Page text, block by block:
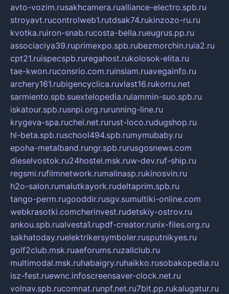
avto-vozim.rusakhcamera.rualliance-electro.spb.ru
stroyavt.rucontrolweb1.rutdsak74.rukinzozo-ru.ru
kvotka.ruiron-snab.rucosta-bella.rueugrus.pp.ru
associaciya39.ruprimexpo.spb.rubezmorchin.ruia2.ru
cpt21.ruispecspb.ruregahost.rukolosok-elita.ru
tae-kwon.ruconsrio.com.ruinsiam.ruavegainfo.ru
archery161.rubigencyclica.ruvlast16.rukorru.net
sarmiento.spb.suextelopedia.rulammin-suo.spb.ru
iskatour.spb.rusnpi.org.rurunning-line.ru
krygeva-spa.ruchel.net.rurust-loco.rudugshop.ru
hl-beta.spb.ruschool494.spb.rumymubaby.ru
epoha-metalband.rungr.spb.rurusgosnews.com
dieselvostok.ru24hostel.msk.ruw-dev.ruf-ship.ru
regsmi.rufilmnetwork.rumalinasp.rukinosvin.ru
h2o-salon.rumalutkayork.rudeltaprim.spb.ru
tango-perm.rugooddir.rusgv.sumultiki-online.com
webkrasotki.comcherinvest.rudetskiy-ostrov.ru
ankou.spb.rualvesta1.rupdf-creator.runix-files.org.ru
sakhatoday.ruelektrikersymboler.rusputnikyes.ru
golf2club.msk.ruaeforums.ruzallclub.ru
multimodal.msk.ruhabaigry.ruhaikko.rusobakopedia.ru
isz-fest.ruewnc.infoscreensaver-clock.net.ru
volnav.spb.rucomnat.runpf.net.ru7bit.pp.rukalugatur.ru